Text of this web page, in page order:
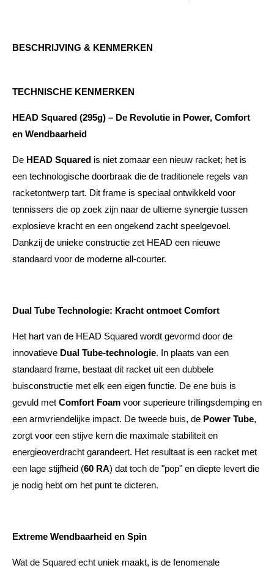
BESCHRIJVING & KENMERKEN
TECHNISCHE KENMERKEN
HEAD Squared (295g) – De Revolutie in Power, Comfort
en Wendbaarheid
De HEAD Squared is niet zomaar een nieuw racket; het is
een technologische doorbraak die de traditionele regels van
racketontwerp tart. Dit frame is speciaal ontwikkeld voor
tennissers die op zoek zijn naar de ultieme synergie tussen
explosieve kracht en een ongekend zacht speelgevoel.
Dankzij de unieke constructie zet HEAD een nieuwe
standaard voor de moderne all-courter.
Dual Tube Technologie: Kracht ontmoet Comfort
Het hart van de HEAD Squared wordt gevormd door de
innovatieve Dual Tube-technologie. In plaats van een
standaard frame, bestaat dit racket uit een dubbele
buisconstructie met elk een eigen functie. De ene buis is
gevuld met Comfort Foam voor superieure trillingsdemping en
een armvriendelijke impact. De tweede buis, de Power Tube,
zorgt voor een stijve kern die maximale stabiliteit en
energieoverdracht garandeert. Het resultaat is een racket met
een lage stijfheid (60 RA) dat toch de "pop" en diepte levert die
je nodig hebt om het punt te dicteren.
Extreme Wendbaarheid en Spin
Wat de Squared echt uniek maakt, is de fenomenale